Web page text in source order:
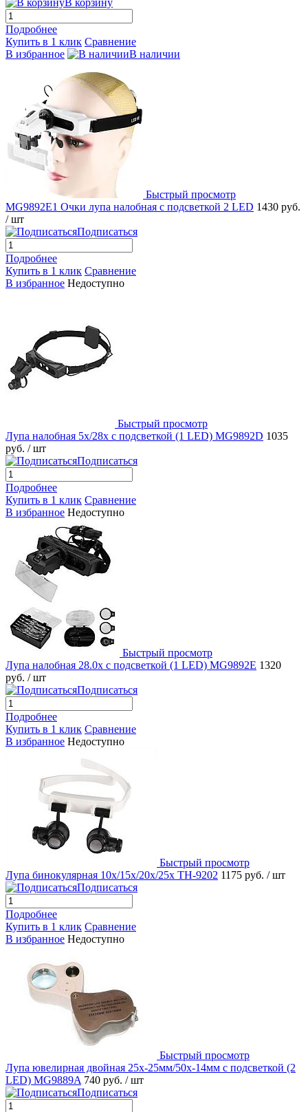
Подробнее
Купить в 1 клик Сравнение
В избранное
В наличии
Быстрый просмотр
MG9892E1 Очки лупа налобная с подсветкой 2 LED 1430 руб.
/ шт
Подписаться
Подробнее
Купить в 1 клик Сравнение
В избранное Недоступно
Быстрый просмотр
Лупа налобная 5x/28x с подсветкой (1 LED) MG9892D 1035
руб. / шт
Подписаться
Подробнее
Купить в 1 клик Сравнение
В избранное Недоступно
Быстрый просмотр
Лупа налобная 28.0x с подсветкой (1 LED) MG9892E 1320
руб. / шт
Подписаться
Подробнее
Купить в 1 клик Сравнение
В избранное Недоступно
Быстрый просмотр
Лупа бинокулярная 10x/15x/20x/25x TH-9202 1175 руб. / шт
Подписаться
Подробнее
Купить в 1 клик Сравнение
В избранное Недоступно
Быстрый просмотр
Лупа ювелирная двойная 25х-25мм/50x-14мм с подсветкой (2
LED) MG9889A 740 руб. / шт
Подписаться